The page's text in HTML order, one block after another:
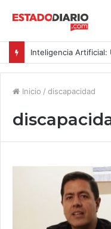
Inicio / discapacidad